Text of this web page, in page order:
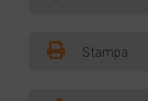
Stampa